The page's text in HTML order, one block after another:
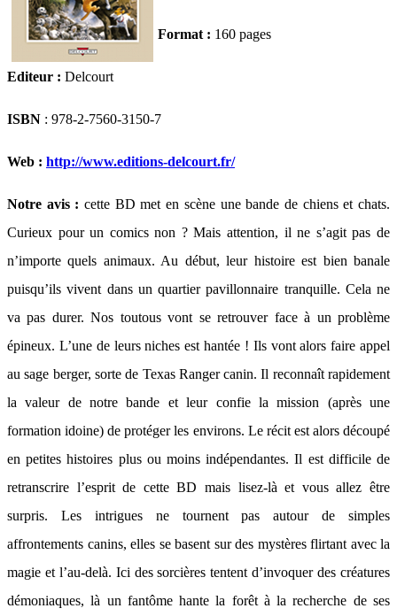
Format : 160 pages
Editeur : Delcourt
ISBN : 978-2-7560-3150-7
Web : http://www.editions-delcourt.fr/
Notre avis :cette BD met en scène une bande de chiens et chats.
Curieux pour un comics non ? Mais attention, il ne s’agit pas de
n’importe quels animaux. Au début, leur histoire est bien banale
puisqu’ils vivent dans un quartier pavillonnaire tranquille. Cela ne
va pas durer. Nos toutous vont se retrouver face à un problème
épineux. L’une de leurs niches est hantée ! Ils vont alors faire appel
au sage berger, sorte de Texas Ranger canin. Il reconnaît rapidement
la valeur de notre bande et leur confie la mission (après une
formation idoine) de protéger les environs. Le récit est alors découpé
en petites histoires plus ou moins indépendantes. Il est difficile de
retranscrire l’esprit de cette BD mais lisez-là et vous allez être
surpris. Les intrigues ne tournent pas autour de simples
affrontements canins, elles se basent sur des mystères flirtant avec la
magie et l’au-delà. Ici des sorcières tentent d’invoquer des créatures
démoniaques, là un fantôme hante la forêt à la recherche de ses